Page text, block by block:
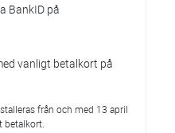
BankID på
vanligt betalkort på
från och med 13 april
betalkort.